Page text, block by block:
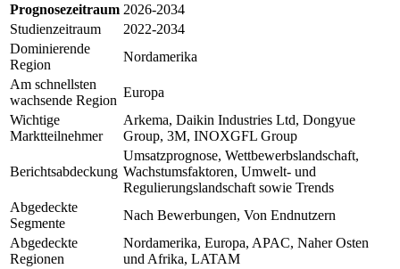
Prognosezeitraum 2026-2034
Studienzeitraum
2022-2034
Dominierende
Region
Nordamerika
Am schnellsten
wachsende Region
Europa
Wichtige
Marktteilnehmer
Arkema, Daikin Industries Ltd, Dongyue
Group, 3M, INOXGFL Group
Berichtsabdeckung
Umsatzprognose, Wettbewerbslandschaft,
Wachstumsfaktoren, Umwelt- und
Regulierungslandschaft sowie Trends
Abgedeckte
Segmente
Nach Bewerbungen, Von Endnutzern
Abgedeckte
Regionen
Nordamerika, Europa, APAC, Naher Osten
und Afrika, LATAM